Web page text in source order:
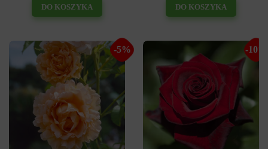
DO KOSZYKA DO KOSZYKA
-5% -10%